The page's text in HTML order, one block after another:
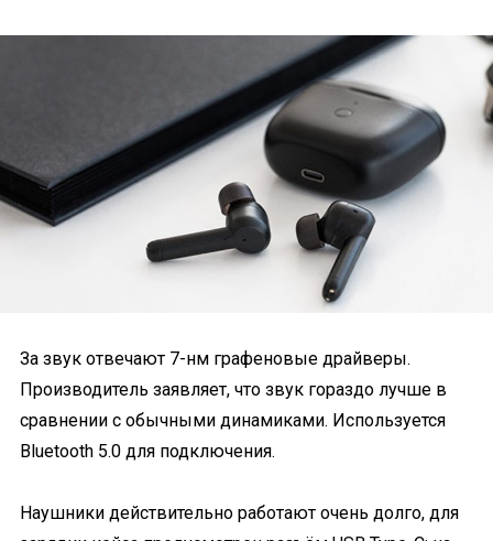
За звук отвечают 7-нм графеновые драйверы.
Производитель заявляет, что звук гораздо лучше в
сравнении с обычными динамиками. Используется
Bluetooth 5.0 для подключения.
Наушники действительно работают очень долго, для